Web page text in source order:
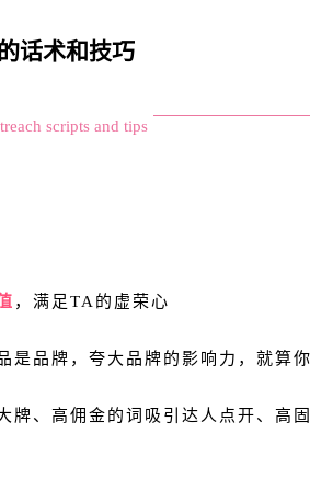
话术和技巧
scripts and tips
，满足TA的虚荣心
是品牌，夸大品牌的影响力，就算
牌、高佣金的词吸引达人点开、